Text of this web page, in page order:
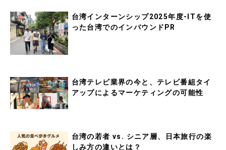
台湾インターンシップ2025年度-ITを使
った台湾でのインバウンドPR
台湾テレビ業界の今と、テレビ番組タイ
アップによるマーケティングの可能性
台湾の若者 vs. シニア層、日本旅行の楽
しみ方の違いとは？